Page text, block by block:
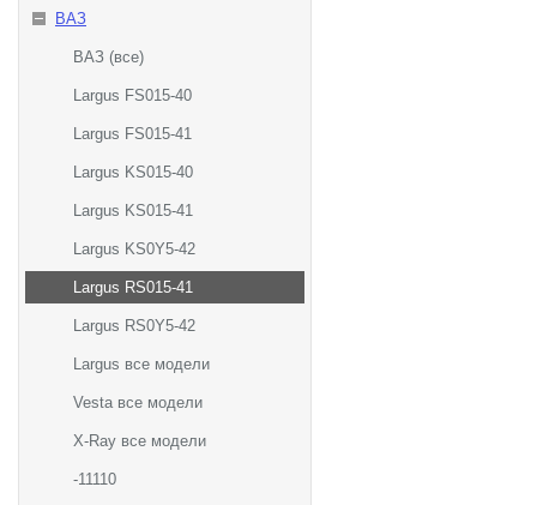
ВАЗ
ВАЗ (все)
Largus FS015-40
Largus FS015-41
Largus KS015-40
Largus KS015-41
Largus KS0Y5-42
Largus RS015-41
Largus RS0Y5-42
Largus все модели
Vesta все модели
X-Ray все модели
-11110